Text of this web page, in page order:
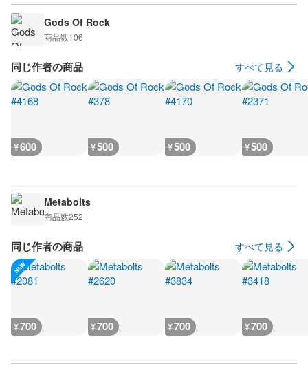
Gods Of Rock
商品数106
同じ作者の商品 すべて見る
¥600 ¥500 ¥500 ¥500
Metabolts
商品数252
同じ作者の商品 すべて見る
¥700 ¥700 ¥700 ¥700